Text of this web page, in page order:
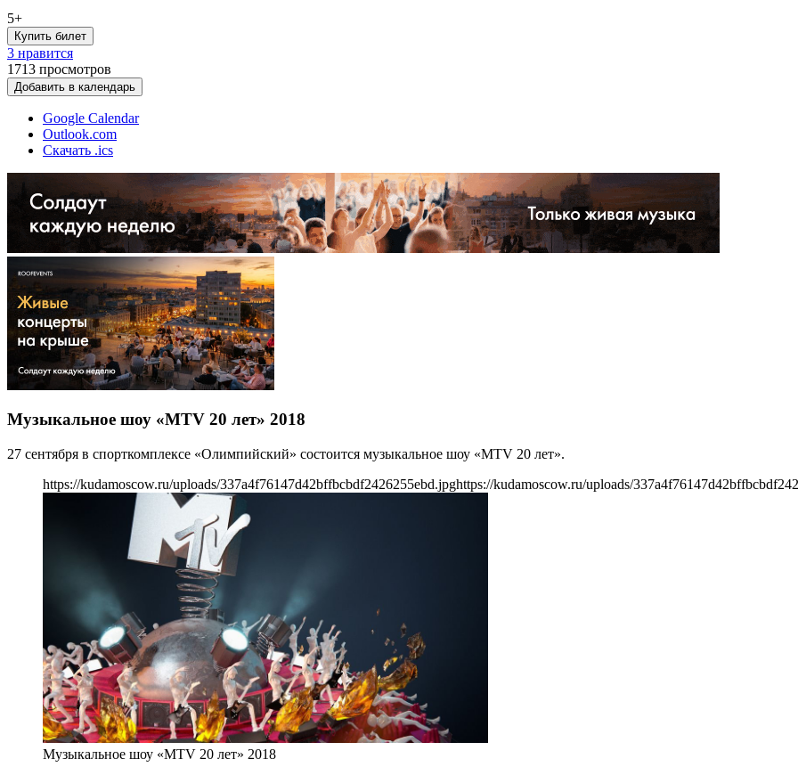
5+
Купить билет
3 нравится
1713 просмотров
Добавить в календарь
Google Calendar
Outlook.com
Скачать .ics
Музыкальное шоу «MTV 20 лет» 2018
27 сентября в спорткомплексе «Олимпийский» состоится музыкальное шоу «MTV 20 лет».
https://kudamoscow.ru/uploads/337a4f76147d42bffbcbdf2426255ebd.jpghttps://kudamoscow.ru/uploads/
Музыкальное шоу «MTV 20 лет» 2018